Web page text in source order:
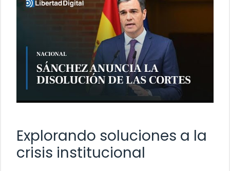
Explorando soluciones a la
crisis institucional